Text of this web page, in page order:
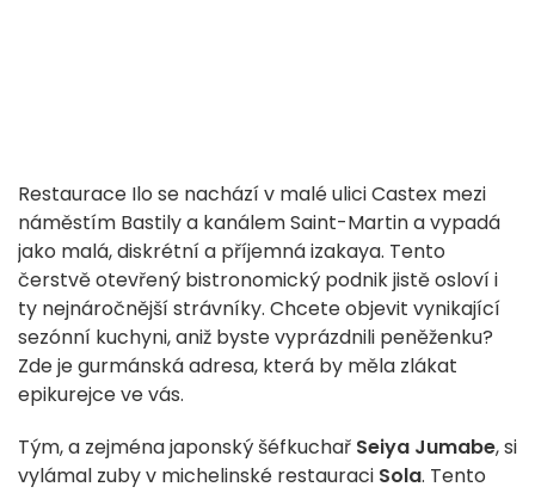
Restaurace Ilo se nachází v malé ulici Castex mezi
náměstím Bastily a kanálem Saint-Martin a vypadá
jako malá, diskrétní a příjemná izakaya. Tento
čerstvě otevřený bistronomický podnik jistě osloví i
ty nejnáročnější strávníky. Chcete objevit vynikající
sezónní kuchyni, aniž byste vyprázdnili peněženku?
Zde je gurmánská adresa, která by měla zlákat
epikurejce ve vás.
Tým, a zejména japonský šéfkuchař Seiya Jumabe, si
vylámal zuby v michelinské restauraci Sola. Tento